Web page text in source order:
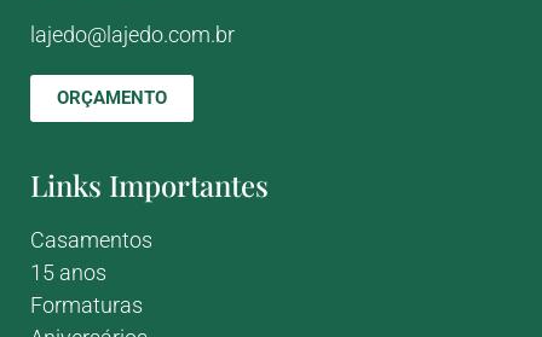
lajedo@lajedo.com.br
ORÇAMENTO
Links Importantes
Casamentos
15 anos
Formaturas